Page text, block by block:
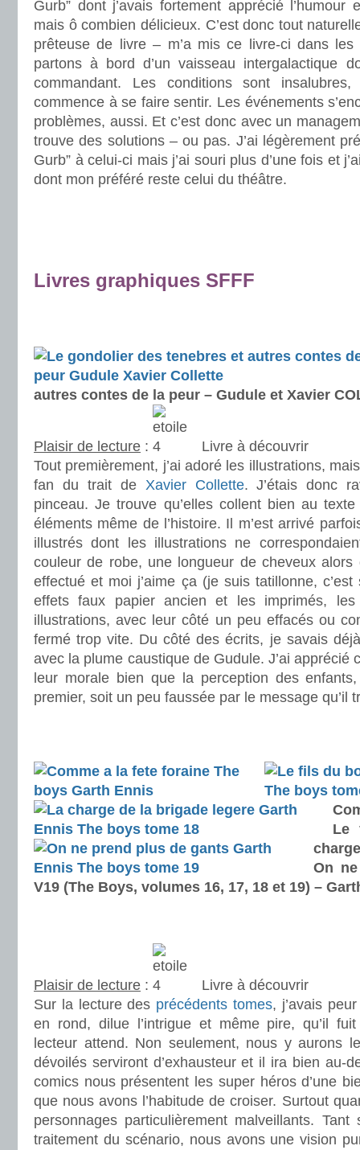
Gurb” dont j’avais fortement apprécié l’humour
mais ô combien délicieux. C’est donc tout
prêteuse de livre – m’a mis ce livre-ci dans
partons à bord d’un vaisseau intergalactique
commandant. Les conditions sont
commence à se faire sentir. Les événements
problèmes, aussi. Et c’est donc avec un
trouve des solutions – ou pas. J’ai légèrement
Gurb” à celui-ci mais j’ai souri plus d’une fois et
dont mon préféré reste celui du théâtre.
Livres graphiques SFFF
autres contes de la peur – Gudule et Xavier
Plaisir de lecture :
Livre à découvrir
Tout premièrement, j’ai adoré les illustrations,
fan du trait de Xavier Collette. J’étais donc
pinceau. Je trouve qu’elles collent bien au
éléments même de l’histoire. Il m’est arrivé
illustrés dont les illustrations ne
couleur de robe, une longueur de cheveux alors
effectué et moi j’aime ça (je suis tatillonne,
effets faux papier ancien et les imprimés,
illustrations, avec leur côté un peu effacés ou
fermé trop vite. Du côté des écrits, je savais
avec la plume caustique de Gudule. J’ai apprécié
leur morale bien que la perception des
premier, soit un peu faussée par le message qu’il
Le
On
V19 (The Boys, volumes 16, 17, 18 et 19) –
Plaisir de lecture :
Livre à découvrir
Sur la lecture des précédents tomes, j’avais
en rond, dilue l’intrigue et même pire, qu’il fuit
lecteur attend. Non seulement, nous y aurons
dévoilés serviront d’exhausteur et il ira bien au-
comics nous présentent les super héros d’une
que nous avons l’habitude de croiser. Surtout
personnages particulièrement malveillants.
traitement du scénario, nous avons une vision